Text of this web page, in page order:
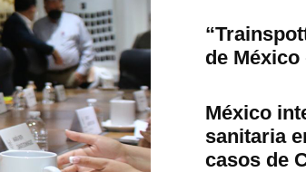
de
México
sanitaria
casos de